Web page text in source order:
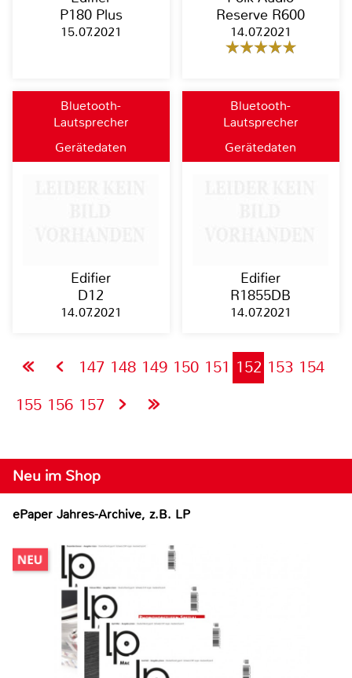
P180 Plus
15.07.2021
Reserve R600
14.07.2021
Bluetooth-
Lautsprecher
Gerätedaten
Edifier
D12
14.07.2021
Bluetooth-
Lautsprecher
Gerätedaten
Edifier
R1855DB
14.07.2021
147 148 149 150 151 152 153 154
155 156 157
Neu im Shop
ePaper Jahres-Archive, z.B. LP